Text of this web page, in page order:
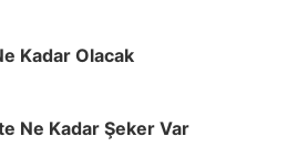
Kadar Olacak
Ne Kadar Şeker Var